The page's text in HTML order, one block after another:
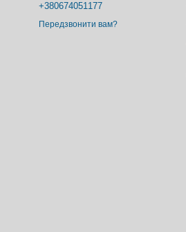
+380674051177
Передзвонити вам?